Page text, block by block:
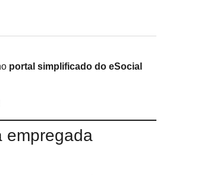
portal simplificado do eSocial
empregada